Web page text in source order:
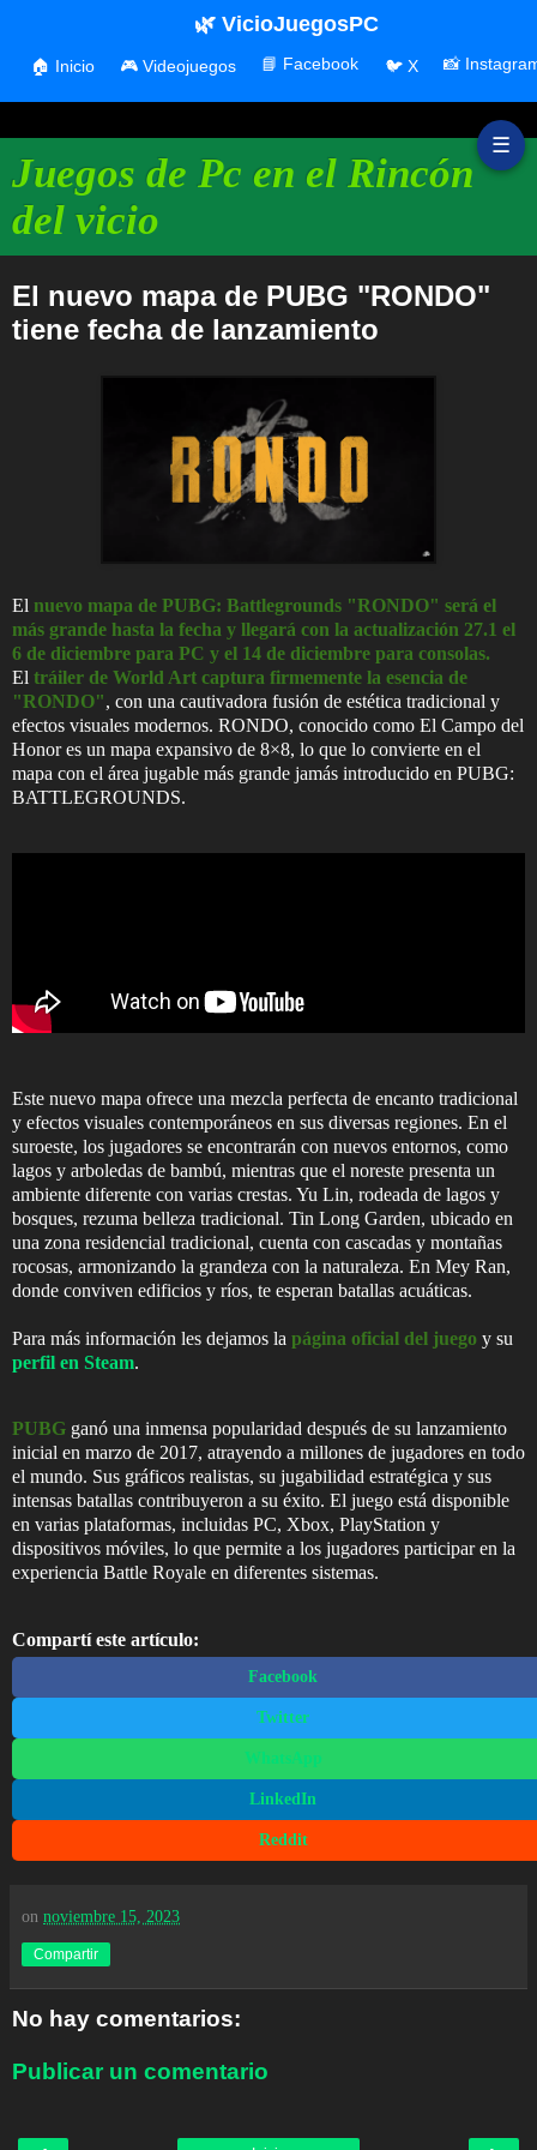
☰
Juegos de Pc en el Rincón
del vicio
🌿 VicioJuegosPC
🏠 Inicio 🎮 Videojuegos 📘 Facebook 🐦 X 📸
El nuevo mapa de PUBG "RONDO"
tiene fecha de lanzamiento
El nuevo mapa de PUBG: Battlegrounds "RONDO" será el
más grande hasta la fecha y llegará con la actualización 27.1 el
6 de diciembre para PC y el 14 de diciembre para consolas.
El tráiler de World Art captura firmemente la esencia de
"RONDO", con una cautivadora fusión de estética tradicional y
efectos visuales modernos. RONDO, conocido como El Campo del
Honor es un mapa expansivo de 8×8, lo que lo convierte en el
mapa con el área jugable más grande jamás introducido en PUBG:
BATTLEGROUNDS.
Este nuevo mapa ofrece una mezcla perfecta de encanto tradicional
y efectos visuales contemporáneos en sus diversas regiones. En el
suroeste, los jugadores se encontrarán con nuevos entornos, como
lagos y arboledas de bambú, mientras que el noreste presenta un
ambiente diferente con varias crestas. Yu Lin, rodeada de lagos y
bosques, rezuma belleza tradicional. Tin Long Garden, ubicado en
una zona residencial tradicional, cuenta con cascadas y montañas
rocosas, armonizando la grandeza con la naturaleza. En Mey Ran,
donde conviven edificios y ríos, te esperan batallas acuáticas.
Para más información les dejamos la página oficial del juego y su
perfil en Steam.
PUBG ganó una inmensa popularidad después de su lanzamiento
inicial en marzo de 2017, atrayendo a millones de jugadores en todo
el mundo. Sus gráficos realistas, su jugabilidad estratégica y sus
intensas batallas contribuyeron a su éxito. El juego está disponible
en varias plataformas, incluidas PC, Xbox, PlayStation y
dispositivos móviles, lo que permite a los jugadores participar en la
experiencia Battle Royale en diferentes sistemas.
Compartí este artículo:
Facebook
Twitter
WhatsApp
LinkedIn
Reddit
on noviembre 15, 2023
Compartir
No hay comentarios:
Publicar un comentario